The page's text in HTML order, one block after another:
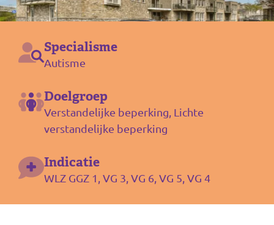
Specialisme
Autisme
Doelgroep
Verstandelijke beperking, Lichte
verstandelijke beperking
Indicatie
WLZ GGZ 1, VG 3, VG 6, VG 5, VG 4